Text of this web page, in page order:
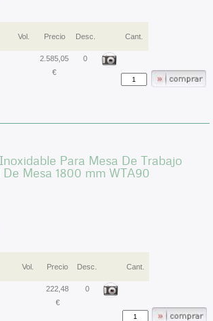
Vol. Precio Desc. Cant.
2.585,05
€
0
Para Mesa De Trabajo
Mesa 1800 mm WTA90
Vol. Precio Desc. Cant.
222,48
€
0